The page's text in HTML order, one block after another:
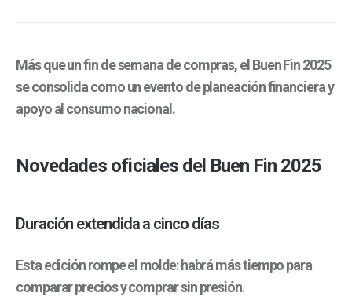
Más que un fin de semana de compras, el Buen Fin 2025
se consolida como un evento de planeación financiera y
apoyo al consumo nacional.
Novedades oficiales del Buen Fin 2025
Duración extendida a cinco días
Esta edición rompe el molde: habrámás tiempo para
comparar precios y comprar sin presión.